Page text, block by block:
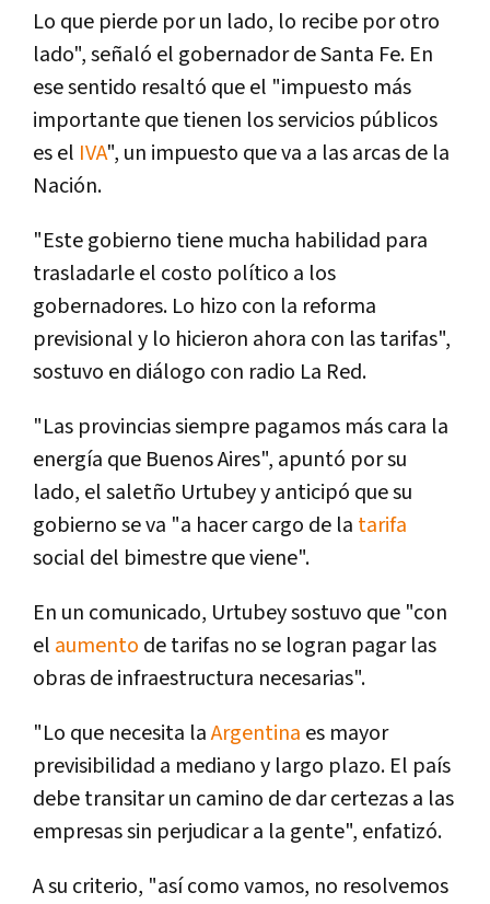
Lo que pierde por un lado, lo recibe por otro
lado", señaló el gobernador de Santa Fe. En
ese sentido resaltó que el "impuesto más
importante que tienen los servicios públicos
es el IVA", un impuesto que va a las arcas de la
Nación.
"Este gobierno tiene mucha habilidad para
trasladarle el costo polí­tico a los
gobernadores. Lo hizo con la reforma
previsional y lo hicieron ahora con las tarifas",
sostuvo en diálogo con radio La Red.
"Las provincias siempre pagamos más cara la
energí­a que Buenos Aires", apuntó por su
lado, el saletño Urtubey y anticipó que su
gobierno se va "a hacer cargo de la tarifa
social del bimestre que viene".
En un comunicado, Urtubey sostuvo que "con
el aumento de tarifas no se logran pagar las
obras de infraestructura necesarias".
"Lo que necesita laArgentina es mayor
previsibilidad a mediano y largo plazo. El paí­s
debe transitar un camino de dar certezas a las
empresas sin perjudicar a la gente", enfatizó.
A su criterio, "así­ como vamos, no resolvemos